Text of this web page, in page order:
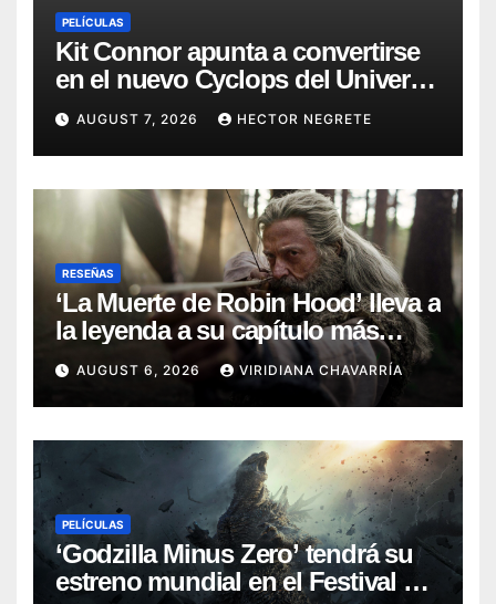
PELÍCULAS
Kit Connor apunta a convertirse
en el nuevo Cyclops del Universo
Marvel
AUGUST 7, 2026 HECTOR NEGRETE
RESEÑAS
‘La Muerte de Robin Hood’ lleva a
la leyenda a su capítulo más
oscuro (Reseña)
AUGUST 6, 2026 VIRIDIANA CHAVARRÍA
PELÍCULAS
‘Godzilla Minus Zero’ tendrá su
estreno mundial en el Festival de